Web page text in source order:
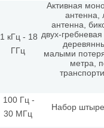
1 кГц - 18
ГГц
Активная
антенна,
антенна,
двух-
малыми
метра,
100 Гц -
30 МГц
Набор